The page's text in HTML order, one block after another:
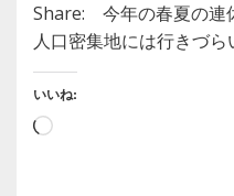
Share: 今年の春夏の連
人口密集地には行きづら
いいね:
読